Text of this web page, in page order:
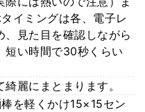
イミングは各、電子レ
見た目を確認しながら
短い時間で30秒くらい
麗にまとまります。
を軽くかけ15×15セン